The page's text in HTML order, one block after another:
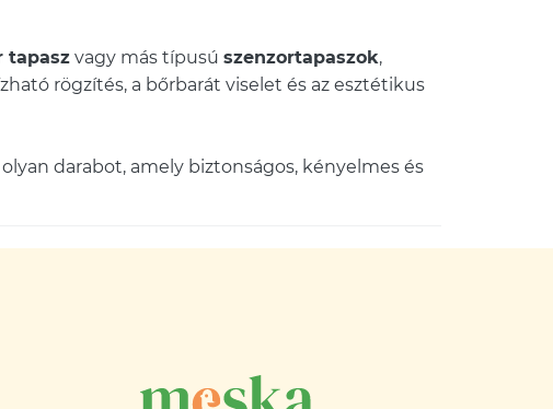
tapasz vagy más típusú szenzortapaszok,
rögzítés, a bőrbarát viselet és az esztétikus
olyan darabot, amely biztonságos, kényelmes és